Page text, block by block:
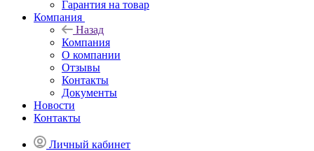
Гарантия на товар
Компания
Назад
Компания
О компании
Отзывы
Контакты
Документы
Новости
Контакты
Личный кабинет